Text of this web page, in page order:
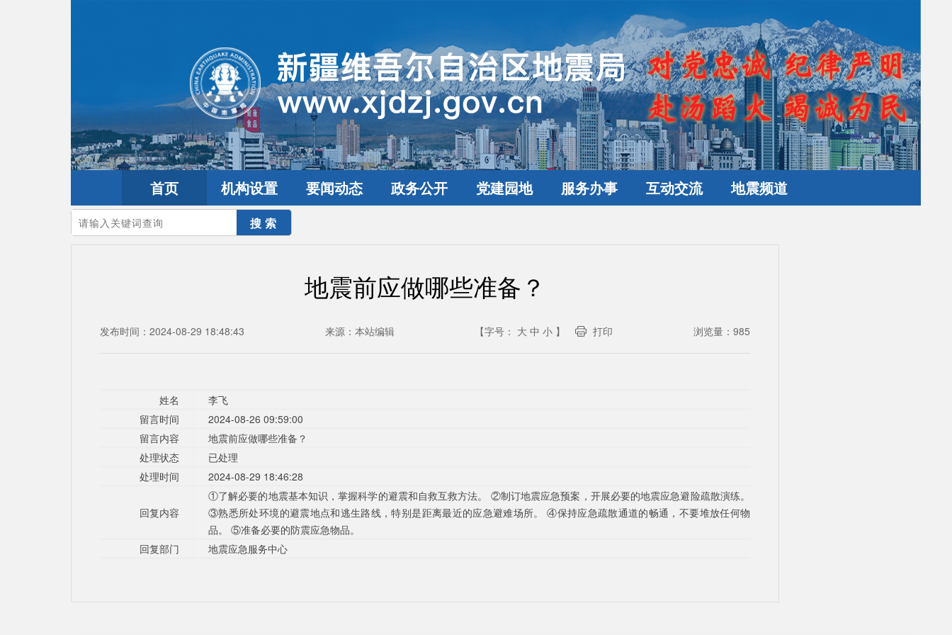
首页 机构设置 要闻动态 政务公开 党建园地 服务办事 互动交流 地震频道
您的当前位置：首页>互动交流
地震前应做哪些准备？
发布时间：2024-08-29 18:48:43 来源： 本站编辑 【字号： 大 中 小 】 打印 浏览量： 985
姓名
李飞
留言时间
2024-08-26 09:59:00
留言内容
地震前应做哪些准备？
处理状态
已处理
处理时间
2024-08-29 18:46:28
回复内容
①了解必要的地震基本知识，掌握科学的避震和自救互救方法。 ②制订地震应急预案，开展必要的地震应急避险疏散演练。
③熟悉所处环境的避震地点和逃生路线，特别是距离最近的应急避难场所。 ④保持应急疏散通道的畅通，不要堆放任何物
品。 ⑤准备必要的防震应急物品。
回复部门
地震应急服务中心